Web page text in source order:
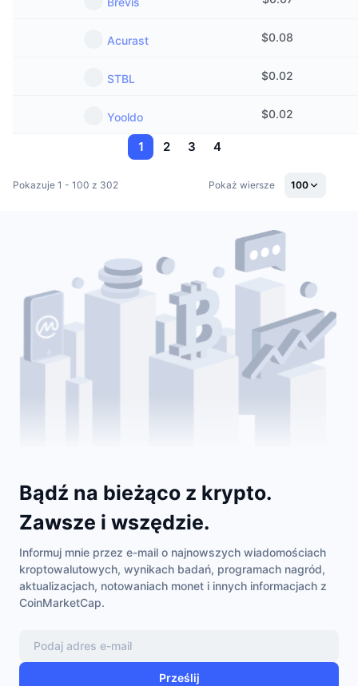
Acurast $0.08
STBL $0.02
Yooldo $0.02
1 2 3 4
Pokazuje 1 - 100 z 302 Pokaż wiersze 100
Bądź na bieżąco z krypto.
Zawsze i wszędzie.
Informuj mnie przez e-mail o najnowszych wiadomościach
kroptowalutowych, wynikach badań, programach nagród,
aktualizacjach, notowaniach monet i innych informacjach z
CoinMarketCap.
Prześlij